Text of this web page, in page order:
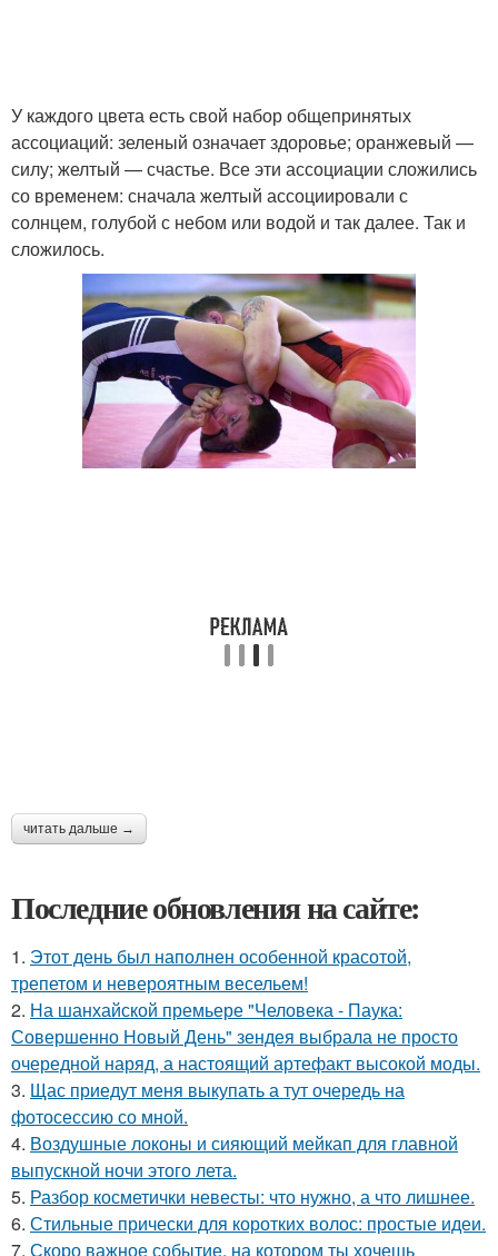
У каждого цвета есть свой набор общепринятых
ассоциаций: зеленый означает здоровье; оранжевый —
силу; желтый — счастье. Все эти ассоциации сложились
со временем: сначала желтый ассоциировали с
солнцем, голубой с небом или водой и так далее. Так и
сложилось.
читать дальше →
Последние обновления на сайте:
1. Этот день был наполнен особенной красотой,
трепетом и невероятным весельем!
2. На шанхайской премьере "Человека - Паука:
Совершенно Новый День" зендея выбрала не просто
очередной наряд, а настоящий артефакт высокой моды.
3. Щас приедут меня выкупать а тут очередь на
фотосессию со мной.
4. Воздушные локоны и сияющий мейкап для главной
выпускной ночи этого лета.
5. Разбор косметички невесты: что нужно, а что лишнее.
6. Стильные прически для коротких волос: простые идеи.
7. Скоро важное событие, на котором ты хочешь